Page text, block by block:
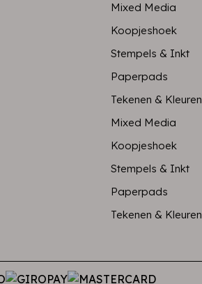
Mixed Media
Koopjeshoek
Stempels & Inkt
Paperpads
Tekenen & Kleuren
Mixed Media
Koopjeshoek
Stempels & Inkt
Paperpads
Tekenen & Kleuren